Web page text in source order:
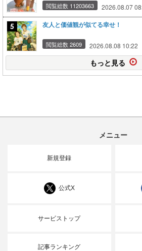
閲覧総数 11203663 2026.08.07
友人と価値観が似てる幸せ！
閲覧総数 2609 2026.08.08 10:22
もっと見る
メニュー
新規登録
公式X
サービストップ
記事ランキング